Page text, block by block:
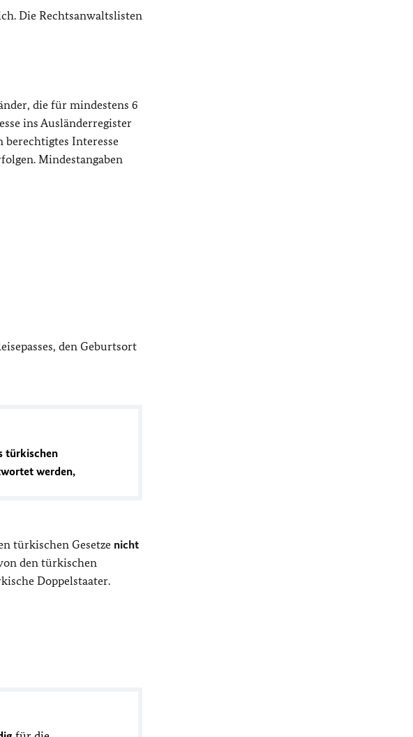
Die Rechtsanwaltslisten
die für mindestens 6
ins Ausländerregister
berechtigtes Interesse
Mindestangaben
den Geburtsort
türkischen
werden,
türkischen Gesetze nicht
den türkischen
Doppelstaater.